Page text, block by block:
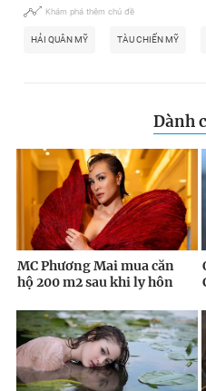
Khám phá thêm chủ đề
HẢI QUÂN MỸ TÀU CHIẾN MỸ